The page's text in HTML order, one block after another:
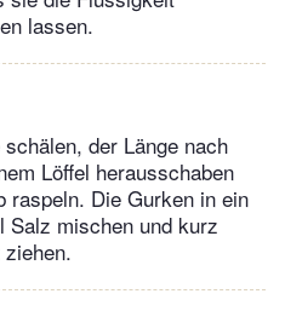
lassen.
der Länge nach
Löffel herausschaben
raspeln. Die Gurken in ein
Salz mischen und kurz